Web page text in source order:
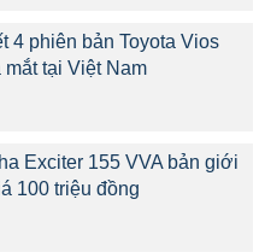
4 phiên bản Toyota Vios
mắt tại Việt Nam
Exciter 155 VVA bản giới
100 triệu đồng